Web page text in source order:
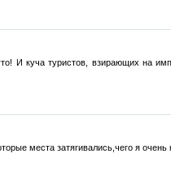
И куча туристов, взирающих на
места затягивались,чего я очень